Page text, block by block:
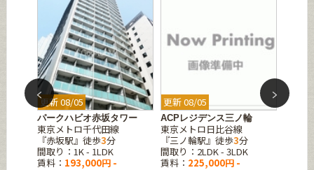
更新 08/05
パークハビオ赤坂タワー
東京メトロ千代田線
『赤坂駅』徒歩3分
間取り：1K - 1LDK
賃料： 193,000円 -
更新 08/05
ACPレジデンス三ノ輪
東京メトロ日比谷線
『三ノ輪駅』徒歩3分
間取り：2LDK - 3LDK
賃料： 225,000円 -
更新